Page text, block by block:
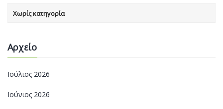
Χωρίς κατηγορία
Αρχείο
Ιούλιος 2026
Ιούνιος 2026